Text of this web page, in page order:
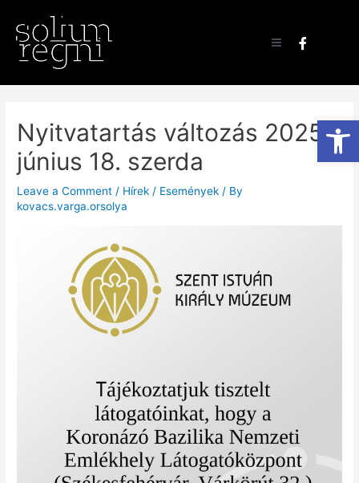
Nyitvatartás változás 2025.
június 18. szerda
Leave a Comment / Hírek / Események / By
kovacs.varga.orsolya